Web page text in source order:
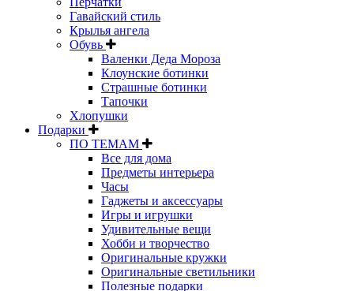
Гавайский стиль
Крылья ангела
Обувь
Валенки Деда Мороза
Клоунские ботинки
Страшные ботинки
Тапочки
Хлопушки
Подарки
ПО ТЕМАМ
Все для дома
Предметы интерьера
Часы
Гаджеты и аксессуары
Игры и игрушки
Удивительные вещи
Хобби и творчество
Оригинальные кружки
Оригинальные светильники
Полезные подарки